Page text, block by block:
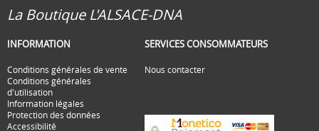
La Boutique L'ALSACE-DNA
INFORMATION
Conditions générales de vente
Conditions générales
d'utilisation
Information légales
Protection des données
Accessibilité
SERVICES CONSOMMATEURS
Nous contacter